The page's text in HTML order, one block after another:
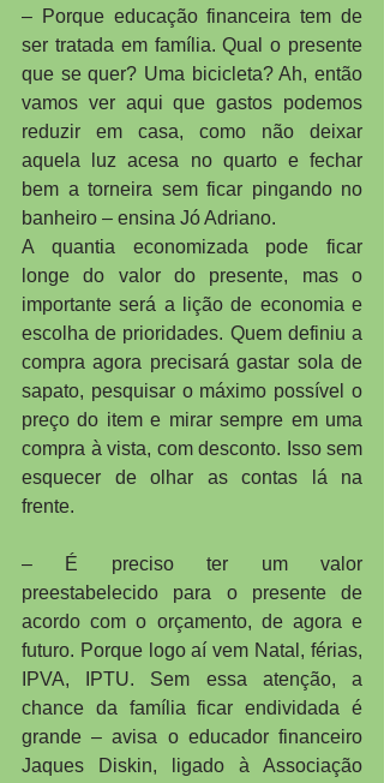
– Porque educação financeira tem de
ser tratada em família. Qual o presente
que se quer? Uma bicicleta? Ah, então
vamos ver aqui que gastos podemos
reduzir em casa, como não deixar
aquela luz acesa no quarto e fechar
bem a torneira sem ficar pingando no
banheiro – ensina Jó Adriano.
A quantia economizada pode ficar
longe do valor do presente, mas o
importante será a lição de economia e
escolha de prioridades. Quem definiu a
compra agora precisará gastar sola de
sapato, pesquisar o máximo possível o
preço do item e mirar sempre em uma
compra à vista, com desconto. Isso sem
esquecer de olhar as contas lá na
frente.
– É preciso ter um valor
preestabelecido para o presente de
acordo com o orçamento, de agora e
futuro. Porque logo aí vem Natal, férias,
IPVA, IPTU. Sem essa atenção, a
chance da família ficar endividada é
grande – avisa o educador financeiro
Jaques Diskin, ligado à Associação